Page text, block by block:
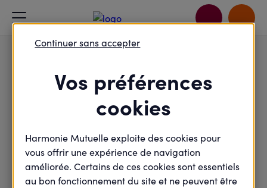
Accueil
Je passe à l'action
Savoie
Environnement
Plantation d'arbres
fruitiers par des jeunes
élèves en Haute-Savoie
Vos préférences
cookies
Harmonie Mutuelle exploite des cookies pour
vous offrir une expérience de navigation
améliorée. Certains de ces cookies sont essentiels
au bon fonctionnement du site et ne peuvent être
Continuer sans accepter